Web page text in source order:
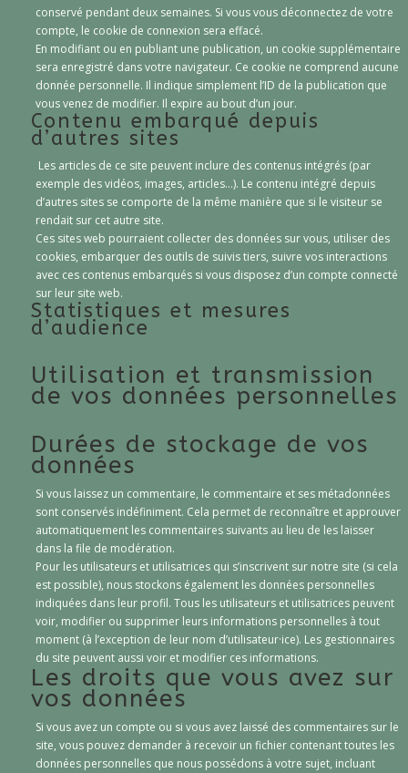
conservé pendant deux semaines. Si vous vous déconnectez de votre
compte, le cookie de connexion sera effacé.
En modifiant ou en publiant une publication, un cookie supplémentaire
sera enregistré dans votre navigateur. Ce cookie ne comprend aucune
donnée personnelle. Il indique simplement l’ID de la publication que
vous venez de modifier. Il expire au bout d’un jour.
Contenu embarqué depuis
d’autres sites
Les articles de ce site peuvent inclure des contenus intégrés (par
exemple des vidéos, images, articles…). Le contenu intégré depuis
d’autres sites se comporte de la même manière que si le visiteur se
rendait sur cet autre site.
Ces sites web pourraient collecter des données sur vous, utiliser des
cookies, embarquer des outils de suivis tiers, suivre vos interactions
avec ces contenus embarqués si vous disposez d’un compte connecté
sur leur site web.
Statistiques et mesures
d’audience
Utilisation et transmission
de vos données personnelles
Durées de stockage de vos
données
Si vous laissez un commentaire, le commentaire et ses métadonnées
sont conservés indéfiniment. Cela permet de reconnaître et approuver
automatiquement les commentaires suivants au lieu de les laisser
dans la file de modération.
Pour les utilisateurs et utilisatrices qui s’inscrivent sur notre site (si cela
est possible), nous stockons également les données personnelles
indiquées dans leur profil. Tous les utilisateurs et utilisatrices peuvent
voir, modifier ou supprimer leurs informations personnelles à tout
moment (à l’exception de leur nom d’utilisateur·ice). Les gestionnaires
du site peuvent aussi voir et modifier ces informations.
Les droits que vous avez sur
vos données
Si vous avez un compte ou si vous avez laissé des commentaires sur le
site, vous pouvez demander à recevoir un fichier contenant toutes les
données personnelles que nous possédons à votre sujet, incluant